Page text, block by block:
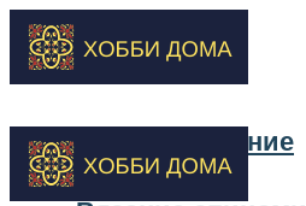
Бисероплетение
Вышивка